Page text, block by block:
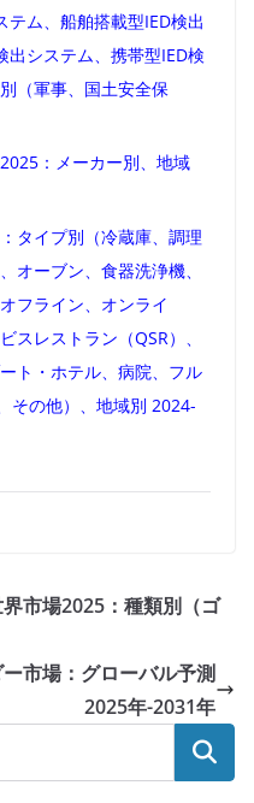
テム、船舶搭載型IED検出
出システム、携帯型IED検
（軍事、国土安全保
：メーカー別、地域
タイプ別（冷蔵庫、調理
オーブン、食器洗浄機、
フライン、オンライ
スレストラン（QSR）、
ト・ホテル、病院、フル
その他）、地域別 2024-
市場2025：種類別（ゴ
市場：グローバル予測
2025年-2031年